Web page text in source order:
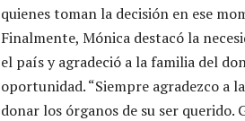
quienes toman la decisión en ese
Finalmente, Mónica destacó la
el país y agradeció a la familia del
oportunidad. “Siempre agradezco a
donar los órganos de su ser querido.